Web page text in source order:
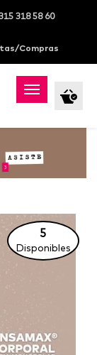
318 58 60
Compras
5
Disponibles